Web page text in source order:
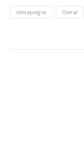
desapegos Geral